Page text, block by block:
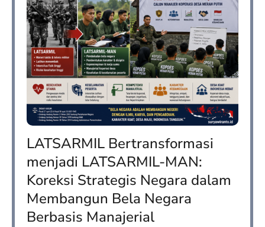
LATSARMIL Bertransformasi
menjadi LATSARMIL-MAN:
Koreksi Strategis Negara dalam
Membangun Bela Negara
Berbasis Manajerial